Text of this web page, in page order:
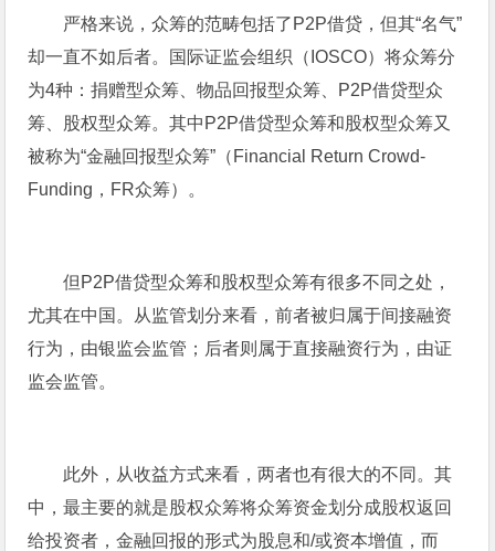
严格来说，众筹的范畴包括了P2P借贷，但其“名气”
却一直不如后者。国际证监会组织（IOSCO）将众筹分
为4种：捐赠型众筹、物品回报型众筹、P2P借贷型众
筹、股权型众筹。其中P2P借贷型众筹和股权型众筹又
被称为“金融回报型众筹”（Financial Return Crowd-
Funding，FR众筹）。
但P2P借贷型众筹和股权型众筹有很多不同之处，
尤其在中国。从监管划分来看，前者被归属于间接融资
行为，由银监会监管；后者则属于直接融资行为，由证
监会监管。
此外，从收益方式来看，两者也有很大的不同。其
中，最主要的就是股权众筹将众筹资金划分成股权返回
给投资者，金融回报的形式为股息和/或资本增值，而